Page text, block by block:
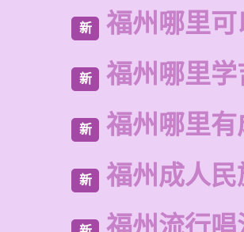
新 福州哪里
新 福州哪里
新 福州哪里
新 福州成人
福州流行